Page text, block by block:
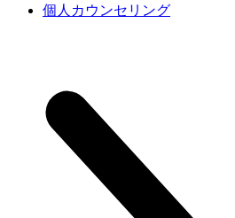
個人カウンセリング